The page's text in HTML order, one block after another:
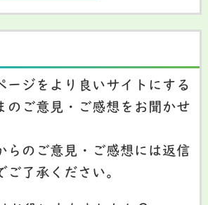
ージをより良いサイトにする
のご意見・ご感想をお聞かせ
らのご意見・ご感想には返信
ご了承ください。